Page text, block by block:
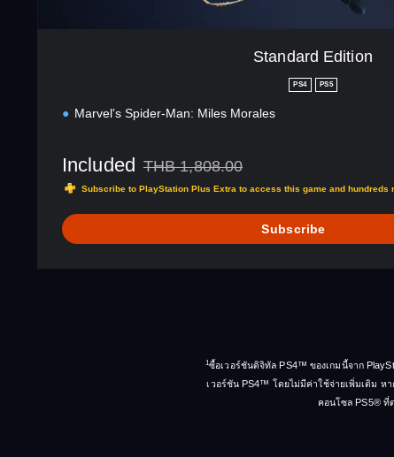
Standard Edition
PS4 PS5
Marvel's Spider-Man: Miles Morales
Included Discounted from original price of THB
THB 1,808.00
Subscribe to PlayStation Plus Extra to access this game and hundreds
Subscribe
1 ซื้อเวอร์ชันดิจิทัล PS4™ ของเกมนี้จาก
เวอร์ชัน PS4™ โดยไม่มีค่าใช้จ่ายเพิ่มเติม ห
คอนโซล PS5® ที่